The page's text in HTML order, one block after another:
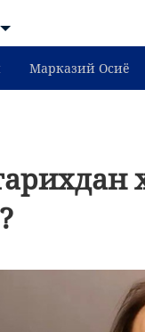
Марказий Осиё